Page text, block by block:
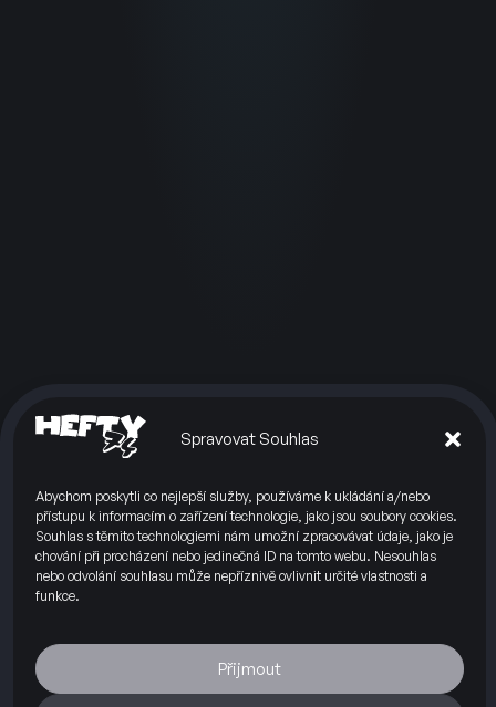
Spravovat Souhlas
Abychom poskytli co nejlepší služby, používáme k ukládání a/nebo
přístupu k informacím o zařízení technologie, jako jsou soubory cookies.
Souhlas s těmito technologiemi nám umožní zpracovávat údaje, jako je
chování při procházení nebo jedinečná ID na tomto webu. Nesouhlas
nebo odvolání souhlasu může nepříznivě ovlivnit určité vlastnosti a
funkce.
Přijmout